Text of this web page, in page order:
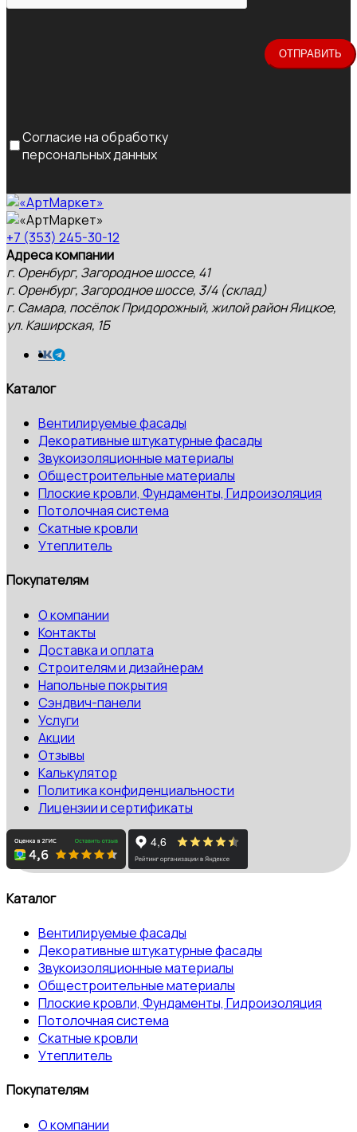
Согласие на обработку
персональных данных
+7 (353) 245-30-12
Адреса компании
г. Оренбург, Загородное шоссе, 41
г. Оренбург, Загородное шоссе, 3/4 (склад)
г. Самара, посёлок Придорожный, жилой район Яицкое,
ул. Каширская, 1Б
Каталог
Вентилируемые фасады
Декоративные штукатурные фасады
Звукоизоляционные материалы
Общестроительные материалы
Плоские кровли, Фундаменты, Гидроизоляция
Потолочная система
Скатные кровли
Утеплитель
Покупателям
О компании
Контакты
Доставка и оплата
Строителям и дизайнерам
Напольные покрытия
Сэндвич-панели
Услуги
Акции
Отзывы
Калькулятор
Политика конфиденциальности
Лицензии и сертификаты
Каталог
Вентилируемые фасады
Декоративные штукатурные фасады
Звукоизоляционные материалы
Общестроительные материалы
Плоские кровли, Фундаменты, Гидроизоляция
Потолочная система
Скатные кровли
Утеплитель
Покупателям
О компании